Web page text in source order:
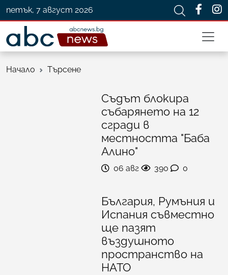
петък, 7 август 2026
Начало Търсене
Съдът блокира
събарянето на 12
сгради в
местността "Баба
Алино"
06 авг 390 0
България, Румъния и
Испания съвместно
ще пазят
въздушното
пространство на
НАТО